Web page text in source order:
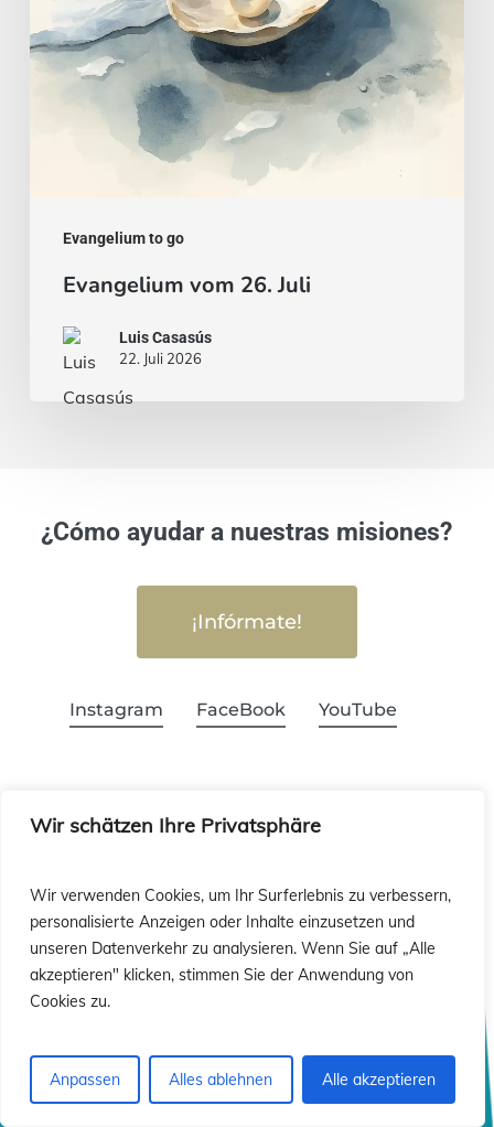
Wir schätzen Ihre Privatsphäre
Wir verwenden Cookies, um Ihr Surferlebnis zu verbessern,
personalisierte Anzeigen oder Inhalte einzusetzen und
unseren Datenverkehr zu analysieren. Wenn Sie auf „Alle
akzeptieren" klicken, stimmen Sie der Anwendung von
Cookies zu.
Anpassen Alles ablehnen Alle akzeptieren
Evangelium to go
Evangelium vom 26. Juli
Luis Casasús
22. Juli 2026
¿Cómo ayudar a nuestras misiones?
¡Infórmate!
Instagram FaceBook YouTube
¿Quieres recibir nuestra Newsletter?
¡Suscríbete!